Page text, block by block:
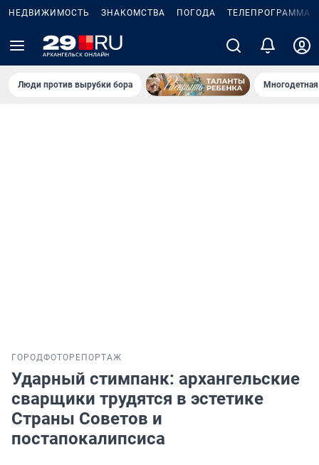
НЕДВИЖИМОСТЬ ЗНАКОМСТВА ПОГОДА ТЕЛЕПРОГРАММА
Люди против вырубки бора
ГОРОДФОТОРЕПОРТАЖ
Ударный стимпанк: архангельские
сварщики трудятся в эстетике
Страны Советов и
постапокалипсиса